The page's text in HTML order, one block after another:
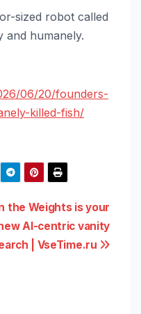
sized robot called
and humanely.
06/20/founders-
killed-fish/
the Weights is your
AI-centric vanity
| VseTime.ru